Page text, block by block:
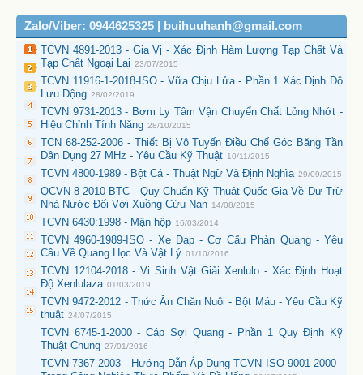
Zalo/Viber: 0944625325 | buihuuhanh@gmail.com
TCVN 4891-2013 - Gia Vị - Xác Định Hàm Lượng Tạp Chất Và
Tạp Chất Ngoại Lai 23/07/2015
TCVN 11916-1-2018-ISO - Vữa Chịu Lửa - Phần 1 Xác Định Độ
Lưu Động 28/02/2019
TCVN 9731-2013 - Bơm Ly Tâm Vận Chuyển Chất Lỏng Nhớt -
Hiệu Chỉnh Tính Năng 28/10/2015
TCN 68-252-2006 - Thiết Bị Vô Tuyến Điều Chế Góc Băng Tần
Dân Dụng 27 MHz - Yêu Cầu Kỹ Thuật 10/11/2015
TCVN 4800-1989 - Bột Cá - Thuật Ngữ Và Định Nghĩa 29/09/2015
QCVN 8-2010-BTC - Quy Chuẩn Kỹ Thuật Quốc Gia Về Dự Trữ
Nhà Nước Đối Với Xuồng Cứu Nạn 14/08/2015
TCVN 6430:1998 - Mận hộp 16/03/2014
TCVN 4960-1989-ISO - Xe Đạp - Cơ Cấu Phản Quang - Yêu
Cầu Về Quang Học Và Vật Lý 01/10/2016
TCVN 12104-2018 - Vi Sinh Vật Giải Xenlulo - Xác Định Hoạt
Độ Xenlulaza 01/03/2019
TCVN 9472-2012 - Thức Ăn Chăn Nuôi - Bột Máu - Yêu Cầu Kỹ
thuật 24/07/2015
TCVN 6745-1-2000 - Cáp Sợi Quang - Phần 1 Quy Định Kỹ
Thuật Chung 27/01/2016
TCVN 7367-2003 - Hướng Dẫn Áp Dụng TCVN ISO 9001-2000 -